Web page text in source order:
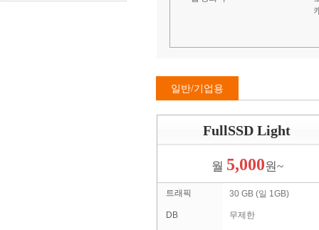
일반/기업용
FullSSD Light
월 5,000원~
트래픽 30 GB (일 1GB)
DB 무제한